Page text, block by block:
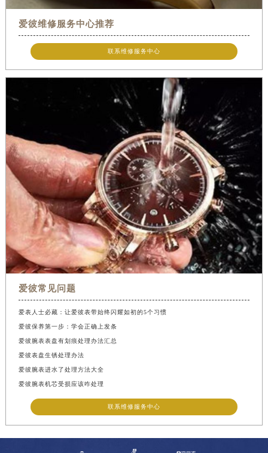
爱彼维修服务中心推荐
联系维修服务中心
爱彼常见问题
爱表人士必藏：让爱彼表带始终闪耀如初的5个习惯
爱彼保养第一步：学会正确上发条
爱彼腕表表盘有划痕处理办法汇总
爱彼表盘生锈处理办法
爱彼腕表进水了处理方法大全
爱彼腕表机芯受损应该咋处理
联系维修服务中心